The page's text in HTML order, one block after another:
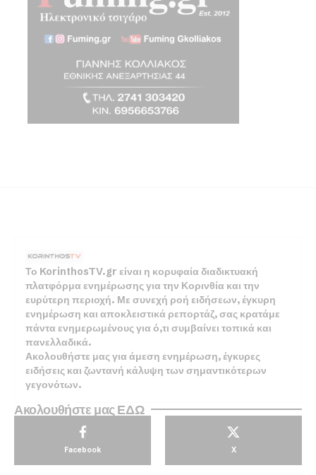
Το KorinthosTV.gr είναι η κορυφαία διαδικτυακή
πλατφόρμα ενημέρωσης για την Κορινθία και την
ευρύτερη περιοχή. Με συνεχή ροή ειδήσεων, έγκυρη
ενημέρωση και αποκλειστικά ρεπορτάζ, σας κρατάμε
πάντα ενημερωμένους για ό,τι συμβαίνει τοπικά και
πανελλαδικά.
Ακολουθήστε μας για άμεση ενημέρωση, έγκυρες
ειδήσεις και ζωντανή κάλυψη των σημαντικότερων
γεγονότων.
Ακολουθήστε μας ΕΔΩ
Facebook X